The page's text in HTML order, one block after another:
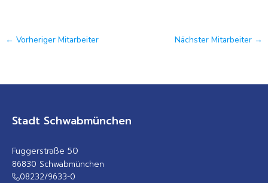
← Vorheriger Mitarbeiter Nächster Mitarbeiter →
Stadt Schwabmünchen
Fuggerstraße 50
86830 Schwabmünchen
08232/9633-0